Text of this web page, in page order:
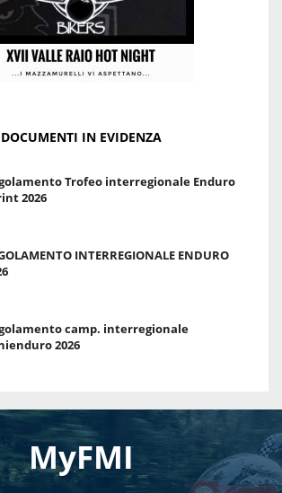
DOCUMENTI IN EVIDENZA
Trofeo interregionale Enduro
2026
INTERREGIONALE ENDURO
camp. interregionale
2026
MyFMI